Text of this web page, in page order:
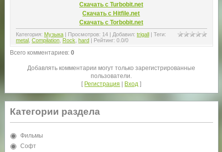
Скачать с Turbobit.net
Скачать с Hitfile.net
Скачать с Torbobit.net
Категория: Музыка| Просмотров: 14| Добавил: trigall | Теги:
metal, Compilation, Rock hard | Рейтинг: 0.0/0
Всего комментариев: 0
Добавлять комментарии могут только зарегистрированные
пользователи.
[ Регистрация | Вход ]
Категории раздела
Фильмы
Софт